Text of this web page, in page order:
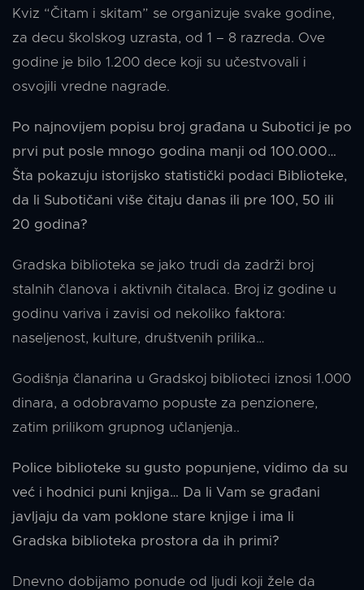
Kviz “Čitam i skitam” se organizuje svake godine,
za decu školskog uzrasta, od 1 – 8 razreda. Ove
godine je bilo 1.200 dece koji su učestvovali i
osvojili vredne nagrade.
Po najnovijem popisu broj građana u Subotici je po
prvi put posle mnogo godina manji od 100.000…
Šta pokazuju istorijsko statistički podaci Biblioteke,
da li Subotičani više čitaju danas ili pre 100, 50 ili
20 godina?
Gradska biblioteka se jako trudi da zadrži broj
stalnih članova i aktivnih čitalaca. Broj iz godine u
godinu variva i zavisi od nekoliko faktora:
naseljenost, kulture, društvenih prilika…
Godišnja članarina u Gradskoj biblioteci iznosi 1.000
dinara, a odobravamo popuste za penzionere,
zatim prilikom grupnog učlanjenja..
Police biblioteke su gusto popunjene, vidimo da su
već i hodnici puni knjiga… Da li Vam se građani
javljaju da vam poklone stare knjige i ima li
Gradska biblioteka prostora da ih primi?
Dnevno dobijamo ponude od ljudi koji žele da